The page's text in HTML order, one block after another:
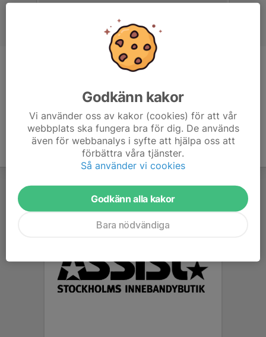
Matchledare
Godkänn kakor
Vi använder oss av kakor (cookies) för att vår
webbplats ska fungera bra för dig. De används
även för webbanalys i syfte att hjälpa oss att
förbättra våra tjänster.
Så använder vi cookies
Godkänn alla kakor
Bara nödvändiga